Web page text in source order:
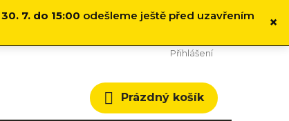
30. 7. do 15:00 odešleme ještě před uzavřením
×
podmínky Přihlášení
Nákupní
košík
Prázdný košík